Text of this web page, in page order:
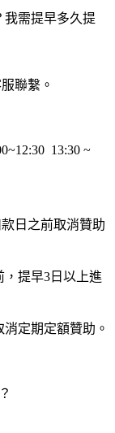
我需提早多久提
聯繫。
13:30 ~
日之前取消贊助
提早3日以上進
定期定額贊助。